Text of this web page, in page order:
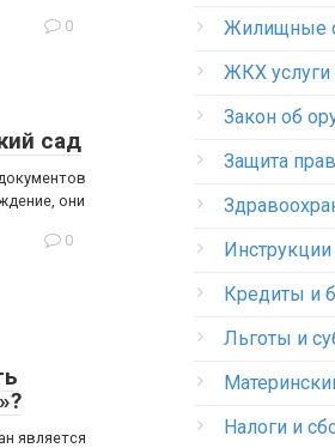
0
сад
они
0
является
Жилищные
ЖКХ
Закон об
Защита
Инструкции
Кредиты и
Льготы и
Налоги и